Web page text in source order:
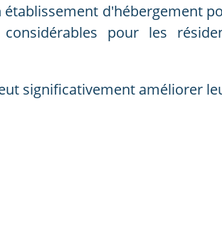
établissement d'hébergement
pour les
significativement améliorer